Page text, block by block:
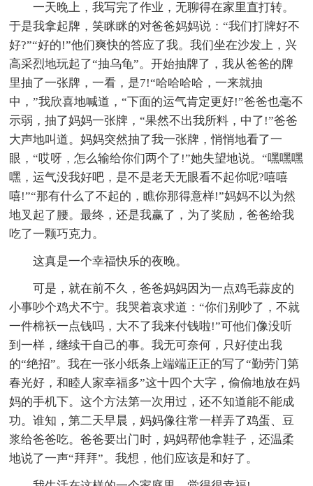
一天晚上，我写完了作业，无聊得在家里直打转。
于是我拿起牌，笑眯眯的对爸爸妈妈说：“我们打牌好不
好?”“好的!”他们爽快的答应了我。我们坐在沙发上，兴
高采烈地玩起了“抽乌龟”。开始抽牌了，我从爸爸的牌
里抽了一张牌，一看，是7!“哈哈哈哈，一来就抽
中，”我欣喜地喊道，“下面的运气肯定更好!”爸爸也毫不
示弱，抽了妈妈一张牌，“果然不出我所料，中了!”爸爸
大声地叫道。妈妈突然抽了我一张牌，悄悄地看了一
眼，“哎呀，怎么输给你们两个了!”她失望地说。“嘿嘿嘿
嘿，运气没我好吧，是不是老天无眼看不起你呢?嘻嘻
嘻!”“那有什么了不起的，瞧你那得意样!”妈妈不以为然
地叉起了腰。最终，还是我赢了，为了奖励，爸爸给我
吃了一颗巧克力。
这真是一个幸福快乐的夜晚。
可是，就在前不久，爸爸妈妈因为一点鸡毛蒜皮的
小事吵个鸡犬不宁。我哭着哀求道：“你们别吵了，不就
一件棉袄一点钱吗，大不了我来付钱啦!”可他们像没听
到一样，继续干自己的事。我无可奈何，只好使出我
的“绝招”。我在一张小纸条上端端正正的写了“勤劳门第
春光好，和睦人家幸福多”这十四个大字，偷偷地放在妈
妈的手机下。这个方法第一次用过，还不知道能不能成
功。谁知，第二天早晨，妈妈像往常一样弄了鸡蛋、豆
浆给爸爸吃。爸爸要出门时，妈妈帮他拿鞋子，还温柔
地说了一声“拜拜”。我想，他们应该是和好了。